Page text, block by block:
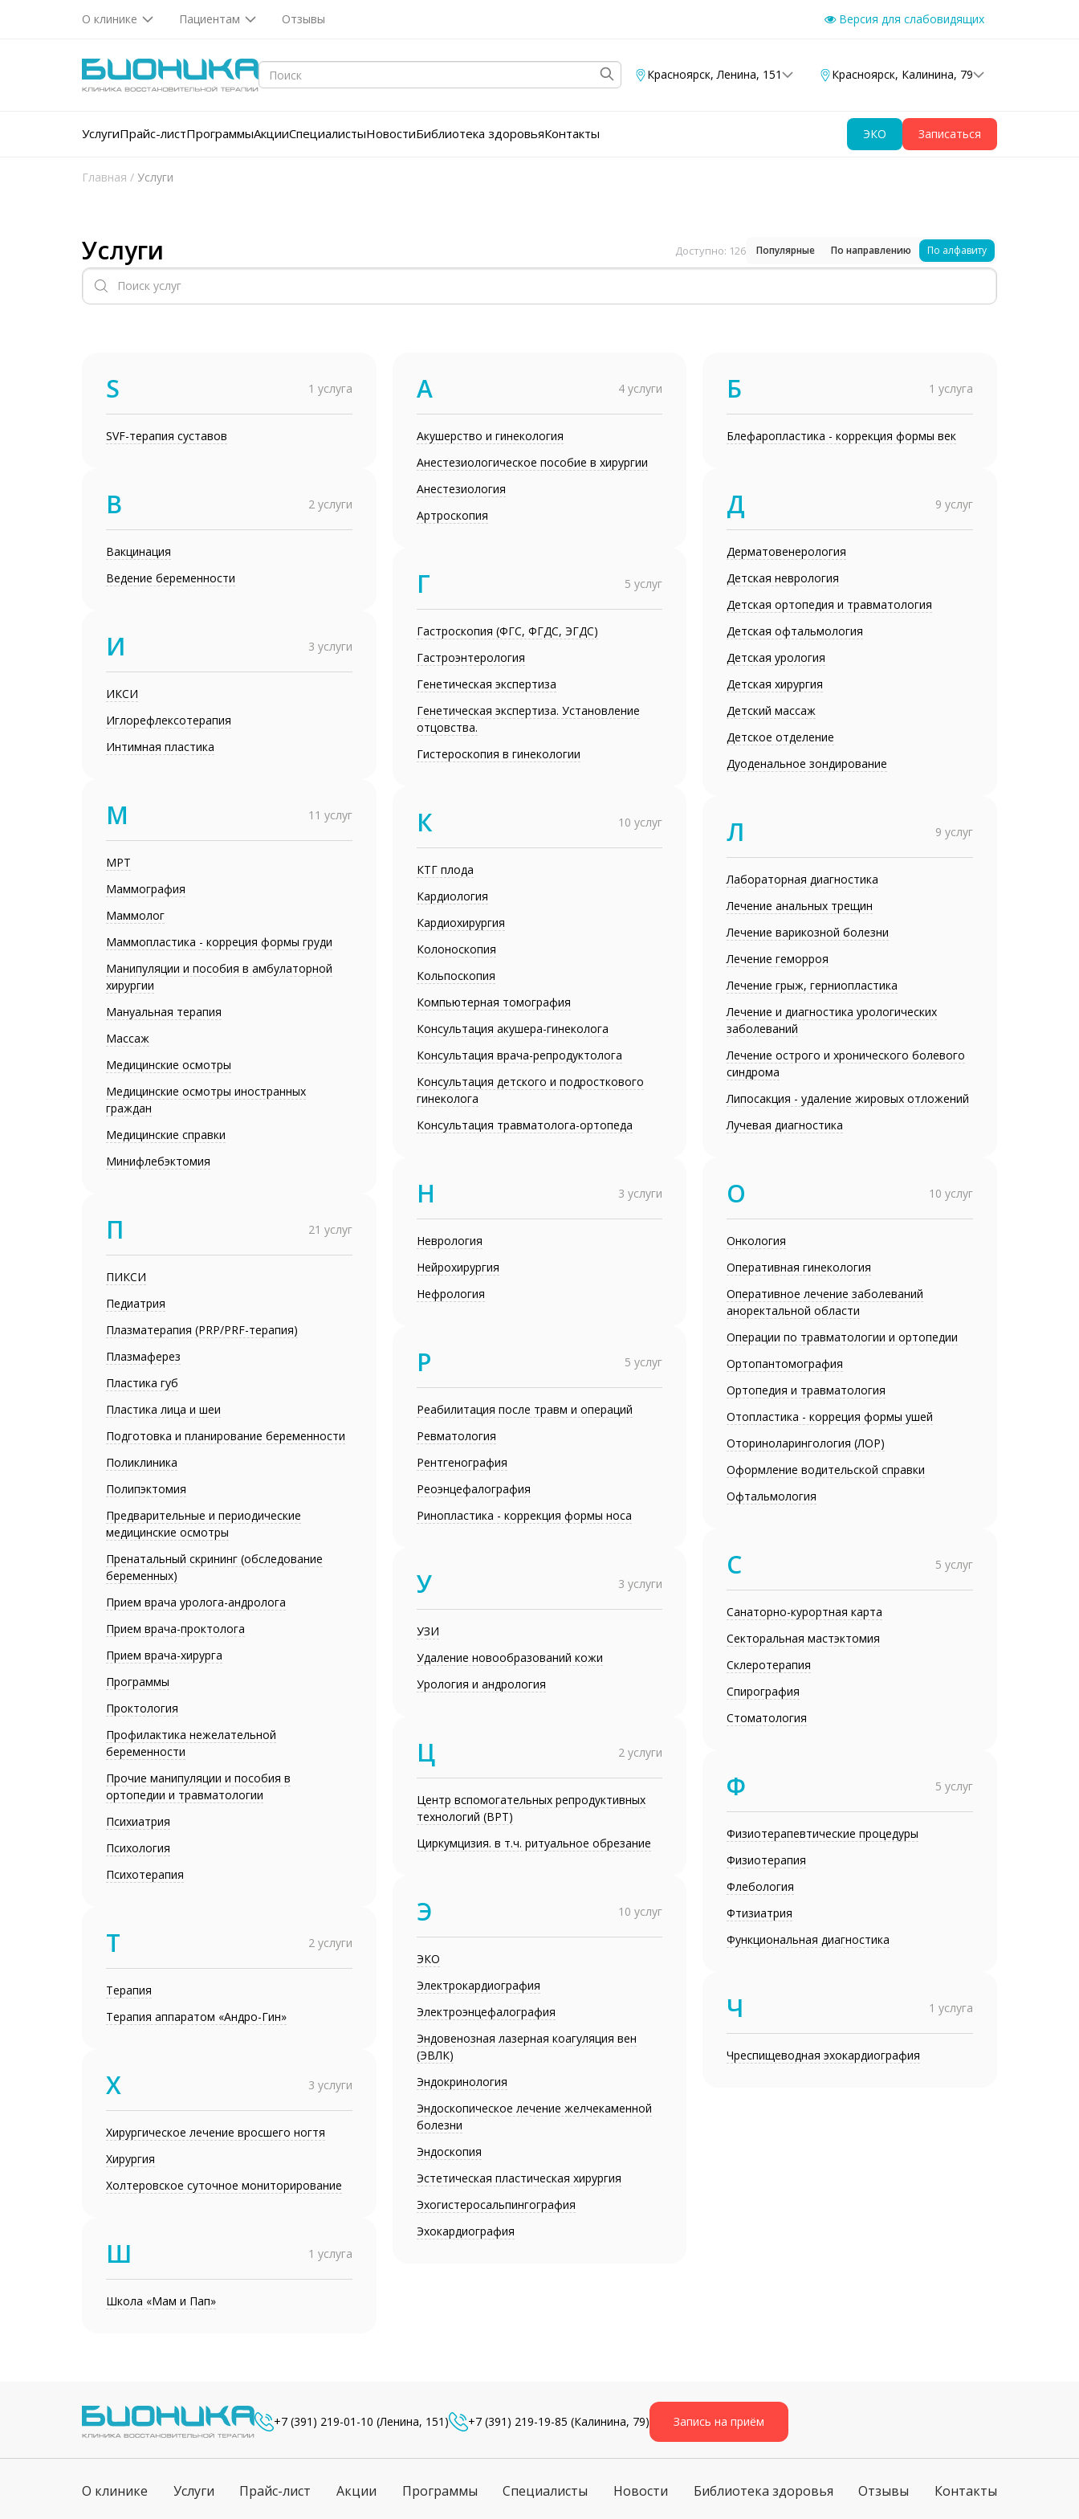
О клинике Пациентам Отзывы Версия для слабовидящих
Красноярск, Ленина, 151 Красноярск, Калинина, 79
УслугиПрайс-листПрограммыАкцииСпециалистыНовостиБиблиотека здоровьяКонтакты ЭКО Записаться
Главная / Услуги
Услуги Доступно: 126 Популярные По направлению По алфавиту
S 1 услуга
SVF-терапия суставов
В 2 услуги
Вакцинация
Ведение беременности
И 3 услуги
ИКСИ
Иглорефлексотерапия
Интимная пластика
М 11 услуг
МРТ
Маммография
Маммолог
Маммопластика - корреция формы груди
Манипуляции и пособия в амбулаторной
хирургии
Мануальная терапия
Массаж
Медицинские осмотры
Медицинские осмотры иностранных
граждан
Медицинские справки
Минифлебэктомия
П 21 услуг
ПИКСИ
Педиатрия
Плазматерапия (PRP/PRF-терапия)
Плазмаферез
Пластика губ
Пластика лица и шеи
Подготовка и планирование беременности
Поликлиника
Полипэктомия
Предварительные и периодические
медицинские осмотры
Пренатальный скрининг (обследование
беременных)
Прием врача уролога-андролога
Прием врача-проктолога
Прием врача-хирурга
Программы
Проктология
Профилактика нежелательной
беременности
Прочие манипуляции и пособия в
ортопедии и травматологии
Психиатрия
Психология
Психотерапия
Т 2 услуги
Терапия
Терапия аппаратом «Андро-Гин»
Х 3 услуги
Хирургическое лечение вросшего ногтя
Хирургия
Холтеровское суточное мониторирование
Ш 1 услуга
Школа «Мам и Пап»
А 4 услуги
Акушерство и гинекология
Анестезиологическое пособие в хирургии
Анестезиология
Артроскопия
Г 5 услуг
Гастроскопия (ФГС, ФГДС, ЭГДС)
Гастроэнтерология
Генетическая экспертиза
Генетическая экспертиза. Установление
отцовства.
Гистероскопия в гинекологии
К 10 услуг
КТГ плода
Кардиология
Кардиохирургия
Колоноскопия
Кольпоскопия
Компьютерная томография
Консультация акушера-гинеколога
Консультация врача-репродуктолога
Консультация детского и подросткового
гинеколога
Консультация травматолога-ортопеда
Н 3 услуги
Неврология
Нейрохирургия
Нефрология
Р 5 услуг
Реабилитация после травм и операций
Ревматология
Рентгенография
Реоэнцефалография
Ринопластика - коррекция формы носа
У 3 услуги
УЗИ
Удаление новообразований кожи
Урология и андрология
Ц 2 услуги
Центр вспомогательных репродуктивных
технологий (ВРТ)
Циркумцизия. в т.ч. ритуальное обрезание
Э 10 услуг
ЭКО
Электрокардиография
Электроэнцефалография
Эндовенозная лазерная коагуляция вен
(ЭВЛК)
Эндокринология
Эндоскопическое лечение желчекаменной
болезни
Эндоскопия
Эстетическая пластическая хирургия
Эхогистеросальпингография
Эхокардиография
Б 1 услуга
Блефаропластика - коррекция формы век
Д 9 услуг
Дерматовенерология
Детская неврология
Детская ортопедия и травматология
Детская офтальмология
Детская урология
Детская хирургия
Детский массаж
Детское отделение
Дуоденальное зондирование
Л 9 услуг
Лабораторная диагностика
Лечение анальных трещин
Лечение варикозной болезни
Лечение геморроя
Лечение грыж, герниопластика
Лечение и диагностика урологических
заболеваний
Лечение острого и хронического болевого
синдрома
Липосакция - удаление жировых отложений
Лучевая диагностика
О 10 услуг
Онкология
Оперативная гинекология
Оперативное лечение заболеваний
аноректальной области
Операции по травматологии и ортопедии
Ортопантомография
Ортопедия и травматология
Отопластика - корреция формы ушей
Оториноларингология (ЛОР)
Оформление водительской справки
Офтальмология
С 5 услуг
Санаторно-курортная карта
Секторальная мастэктомия
Склеротерапия
Спирография
Стоматология
Ф 5 услуг
Физиотерапевтические процедуры
Физиотерапия
Флебология
Фтизиатрия
Функциональная диагностика
Ч 1 услуга
Чреспищеводная эхокардиография
+7 (391) 219-01-10 (Ленина, 151) +7 (391) 219-19-85 (Калинина, 79) Запись на приём
О клинике Услуги Прайс-лист Акции Программы Специалисты Новости Библиотека здоровья Отзывы Контакты